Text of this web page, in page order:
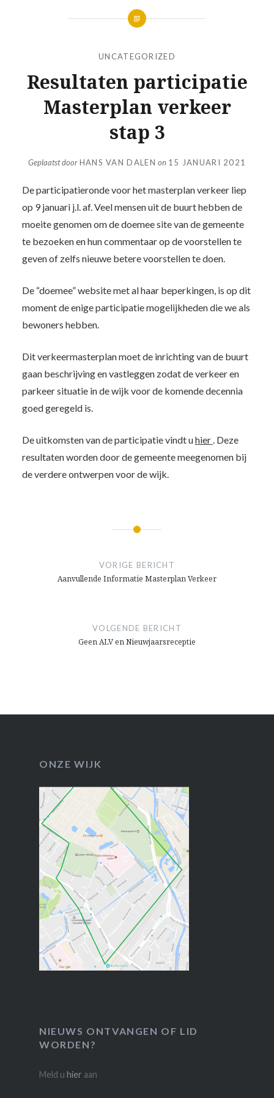
UNCATEGORIZED
Resultaten participatie
Masterplan verkeer
stap 3
Geplaatst doorHANS VAN DALEN on 15 JANUARI 2021
De participatieronde voor het masterplan verkeer liep
op 9 januari j.l. af. Veel mensen uit de buurt hebben de
moeite genomen om de doemee site van de gemeente
te bezoeken en hun commentaar op de voorstellen te
geven of zelfs nieuwe betere voorstellen te doen.
De “doemee” website met al haar beperkingen, is op dit
moment de enige participatie mogelijkheden die we als
bewoners hebben.
Dit verkeermasterplan moet de inrichting van de buurt
gaan beschrijving en vastleggen zodat de verkeer en
parkeer situatie in de wijk voor de komende decennia
goed geregeld is.
De uitkomsten van de participatie vindt uhier. Deze
resultaten worden door de gemeente meegenomen bij
de verdere ontwerpen voor de wijk.
VORIGE BERICHT
Aanvullende Informatie Masterplan Verkeer
VOLGENDE BERICHT
Geen ALV en Nieuwjaarsreceptie
ONZE WIJK
NIEUWS ONTVANGEN OF LID
WORDEN?
Meld u hier aan